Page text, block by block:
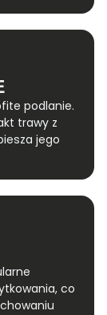
podlanie.
trawy z
jego
co